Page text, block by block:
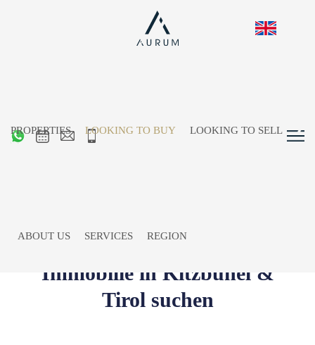
Immobilie in Kitzbühel &
Tirol suchen
PROPERTIES LOOKING TO BUY LOOKING TO SELL
ABOUT US SERVICES REGION